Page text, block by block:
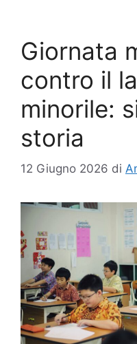
Giornata
contro il
minorile:
storia
12 Giugno 2026 di